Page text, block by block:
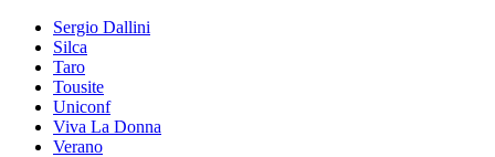
Sergio Dallini
Silca
Taro
Tousite
Uniconf
Viva La Donna
Verano